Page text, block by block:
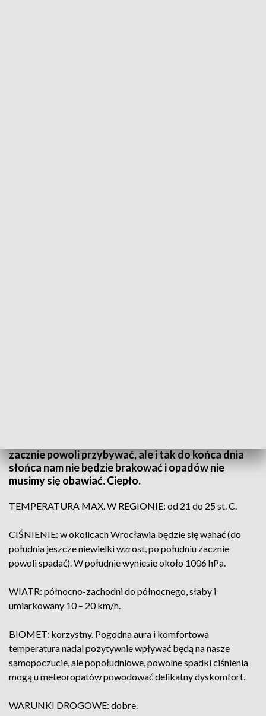
zacznie powoli przybywać, ale i tak do końca dnia
słońca nam nie będzie brakować i opadów nie
musimy się obawiać. Ciepło.
TEMPERATURA MAX. W REGIONIE: od 21 do 25 st. C.
CIŚNIENIE: w okolicach Wrocławia będzie się wahać (do
południa jeszcze niewielki wzrost, po południu zacznie
powoli spadać). W południe wyniesie około 1006 hPa.
WIATR: północno-zachodni do północnego, słaby i
umiarkowany 10 – 20 km/h.
BIOMET: korzystny. Pogodna aura i komfortowa
temperatura nadal pozytywnie wpływać będą na nasze
samopoczucie, ale popołudniowe, powolne spadki ciśnienia
mogą u meteoropatów powodować delikatny dyskomfort.
WARUNKI DROGOWE: dobre.